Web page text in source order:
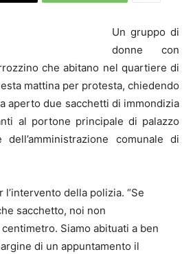
Un gruppo di
donne con
che abitano nel quartiere di
mattina per protesta, chiedendo
aperto due sacchetti di immondizia
al portone principale di palazzo
comunale di
della polizia. “Se
sacchetto, noi non
Siamo abituati a ben
di un appuntamento il